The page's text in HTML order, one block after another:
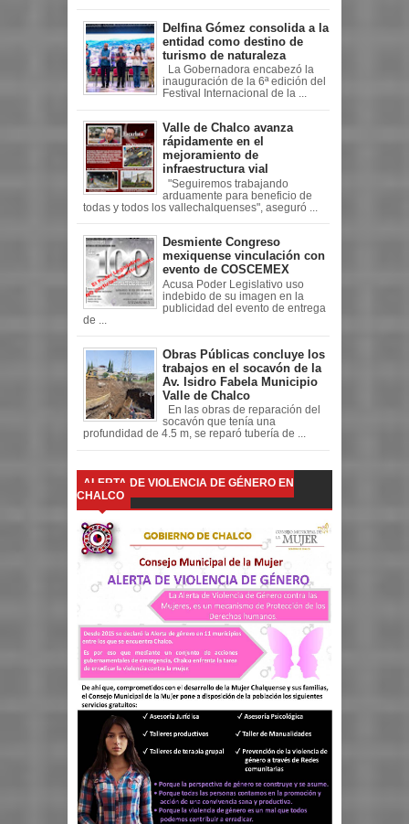
Delfina Gómez consolida a la
entidad como destino de
turismo de naturaleza
La Gobernadora encabezó la
inauguración de la 6ª edición del
Festival Internacional de la ...
Valle de Chalco avanza
rápidamente en el
mejoramiento de
infraestructura vial
"Seguiremos trabajando
arduamente para beneficio de
todas y todos los vallechalquenses", aseguró ...
Desmiente Congreso
mexiquense vinculación con
evento de COSCEMEX
Acusa Poder Legislativo uso
indebido de su imagen en la
publicidad del evento de entrega
de ...
Obras Públicas concluye los
trabajos en el socavón de la
Av. Isidro Fabela Municipio
Valle de Chalco
En las obras de reparación del
socavón que tenía una
profundidad de 4.5 m, se reparó tubería de ...
ALERTA DE VIOLENCIA DE GÉNERO EN
CHALCO